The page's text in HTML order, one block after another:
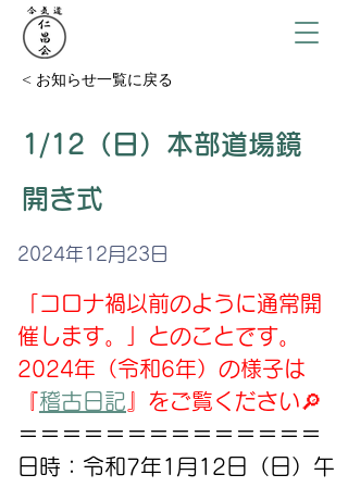
< お知らせ一覧に戻る
1/12（日）本部道場鏡
開き式
2024年12月23日
「コロナ禍以前のように通常開
催します。」とのことです。
2024年（令和6年）の様子は
稽古日記 』をご覧ください🔎
＝＝＝＝＝＝＝＝＝＝＝＝＝＝
日時：令和7年1月12日（日）午